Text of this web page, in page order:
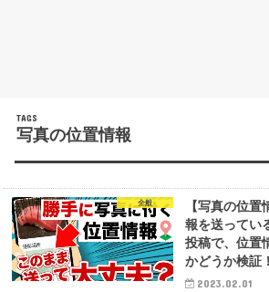
写真の位置情報
全般
【写真の位
報を送ってい
投稿で、位置
かどうか検証！
2023.02.01